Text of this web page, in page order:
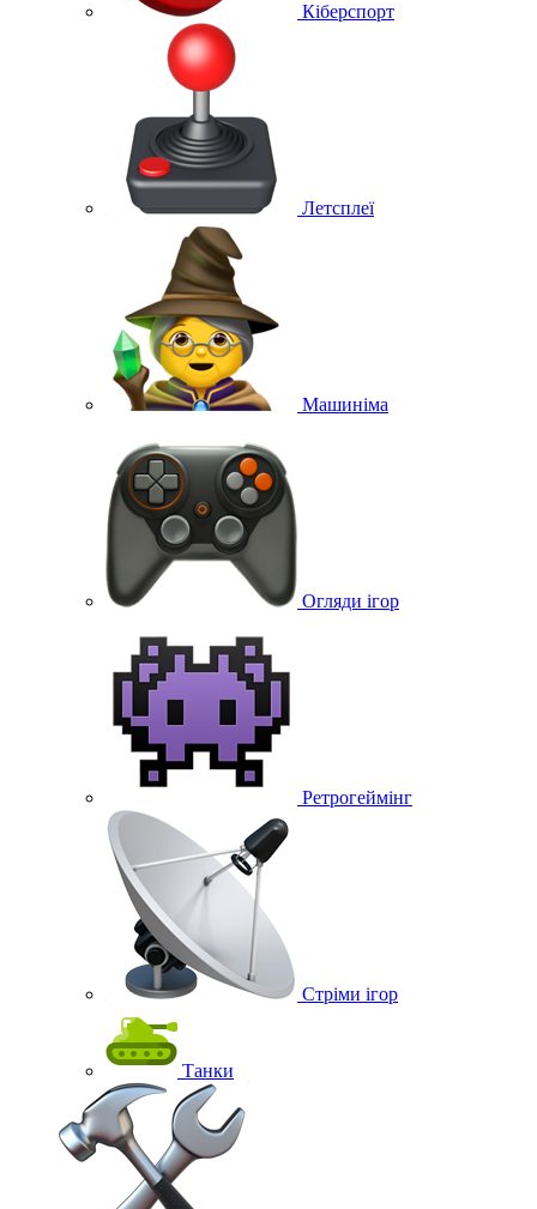
Кіберспорт
Летсплеї
Машиніма
Огляди ігор
Ретрогеймінг
Стріми ігор
Танки